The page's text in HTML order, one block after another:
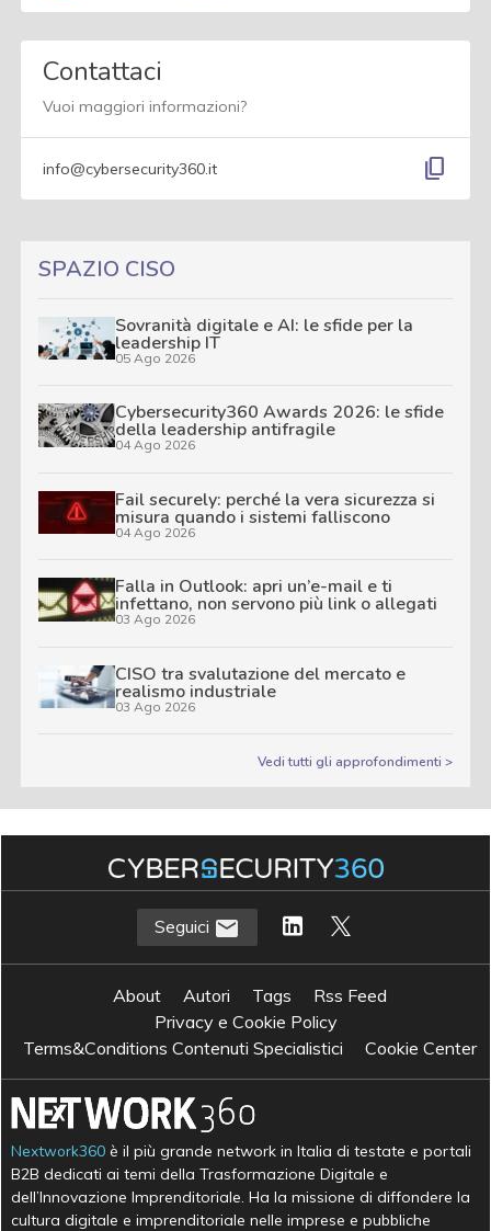
Contattaci
Vuoi maggiori informazioni?
info@cybersecurity360.it content_copy
SPAZIO CISO
Sovranità digitale e AI: le sfide per la
leadership IT
05 Ago 2026
Cybersecurity360 Awards 2026: le sfide
della leadership antifragile
04 Ago 2026
Fail securely: perché la vera sicurezza si
misura quando i sistemi falliscono
04 Ago 2026
Falla in Outlook: apri un’e-mail e ti
infettano, non servono più link o allegati
03 Ago 2026
CISO tra svalutazione del mercato e
realismo industriale
03 Ago 2026
Vedi tutti gli approfondimenti >
Seguici
About Autori Tags
Rss Feed
Privacy e Cookie Policy
Terms&Conditions Contenuti Specialistici
Cookie Center
Nextwork360 è il più grande network in Italia di testate e portali
B2B dedicati ai temi della Trasformazione Digitale e
dell’Innovazione Imprenditoriale. Ha la missione di diffondere la
cultura digitale e imprenditoriale nelle imprese e pubbliche